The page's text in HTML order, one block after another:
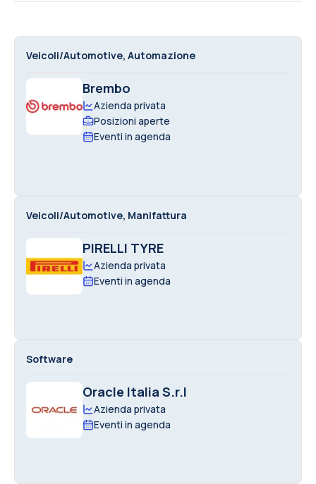
Veicoli/Automotive, Automazione
Brembo
Azienda privata
Posizioni aperte
Eventi in agenda
Veicoli/Automotive, Manifattura
PIRELLI TYRE
Azienda privata
Eventi in agenda
Software
Oracle Italia S.r.l
Azienda privata
Eventi in agenda